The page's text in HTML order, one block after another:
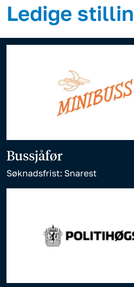
Ledige
Bussjåfør
Søknadsfrist: Snarest